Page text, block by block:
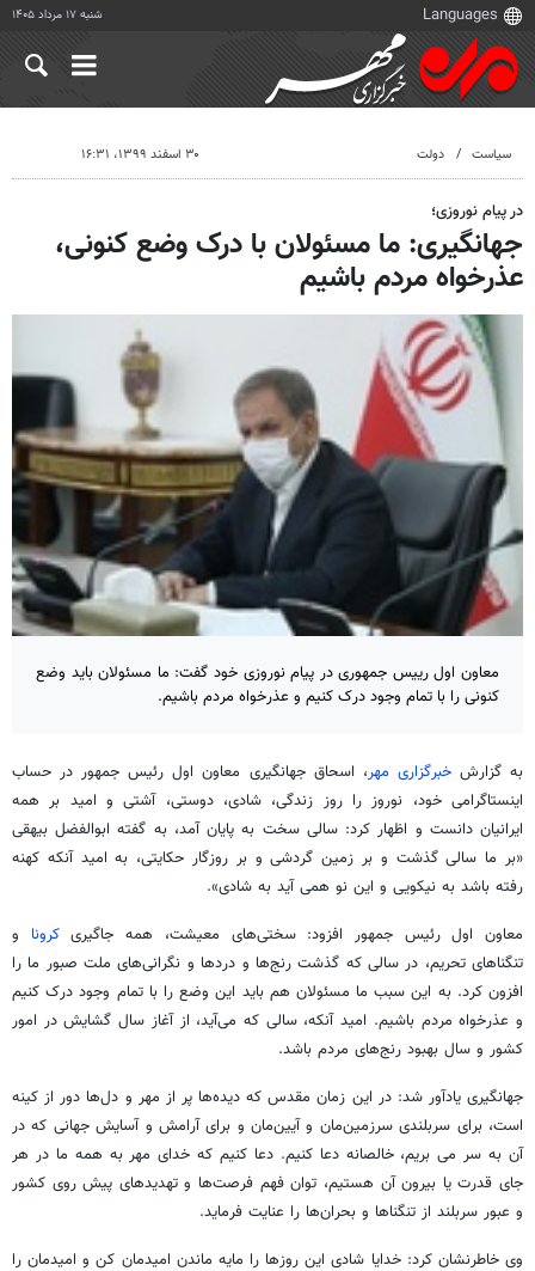
شنبه ۱۷ مرداد ۱۴۰۵
سیاست دولت ۳۰ اسفند ۱۳۹۹، ۱۶:۳۱
در پیام نوروزی؛
جهانگیری: ما مسئولان با درک وضع کنونی،
عذرخواه مردم باشیم
معاون اول رییس جمهوری در پیام نوروزی خود گفت: ما مسئولان باید وضع
کنونی را با تمام وجود درک کنیم و عذرخواه مردم باشیم.
به گزارشخبرگزاری مهر، اسحاق جهانگیری معاون اول رئیس جمهور در حساب
اینستاگرامی خود، نوروز را روز زندگی، شادی، دوستی، آشتی و امید بر همه
ایرانیان دانست و اظهار کرد: سالی سخت به پایان آمد، به گفته ابوالفضل بیهقی
«بر ما سالی گذشت و بر زمین گردشی و بر روزگار حکایتی، به امید آنکه کهنه
رفته باشد به نیکویی و این نو همی آید به شادی».
معاون اول رئیس جمهور افزود: سختی‌های معیشت، همه جاگیریکرونا و
تنگناهای تحریم، در سالی که گذشت رنج‌ها و دردها و نگرانی‌های ملت صبور ما را
افزون کرد. به این سبب ما مسئولان هم باید این وضع را با تمام وجود درک کنیم
و عذرخواه مردم باشیم. امید آنکه، سالی که می‌آید، از آغاز سال گشایش در امور
کشور و سال بهبود رنج‌های مردم باشد.
جهانگیری یادآور شد: در این زمان مقدس که دیده‌ها پر از مهر و دل‌ها دور از کینه
است، برای سربلندی سرزمین‌مان و آیین‌مان و برای آرامش و آسایش جهانی که در
آن به سر می بریم، خالصانه دعا کنیم. دعا کنیم که خدای مهر به همه ما در هر
جای قدرت یا بیرون آن هستیم، توان فهم فرصت‌ها و تهدیدهای پیش روی کشور
و عبور سربلند از تنگناها و بحران‌ها را عنایت فرماید.
وی خاطرنشان کرد: خدایا شادی این روزها را مایه ماندن امیدمان کن و امیدمان را